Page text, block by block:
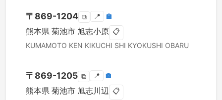
〒 869-1204 ⧉ 📍 🏣
熊本県 菊池市 旭志小原 📋
KUMAMOTO KEN KIKUCHI SHI KYOKUSHI OBARU
〒 869-1205 ⧉ 📍 🏣
熊本県 菊池市 旭志川辺 📋